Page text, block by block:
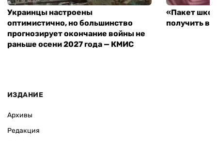
Украинцы настроены
оптимистично, но большинство
прогнозирует окончание войны не
раньше осени 2027 года — КМИС
«Пакет
получить
ИЗДАНИЕ
Архивы
Редакция